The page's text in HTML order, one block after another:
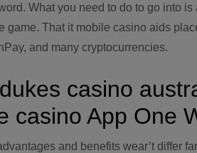
What you need to do to go into
game. That it mobile casino aids
and many cryptocurrencies.
casino
casino App One
and benefits wear’t differ